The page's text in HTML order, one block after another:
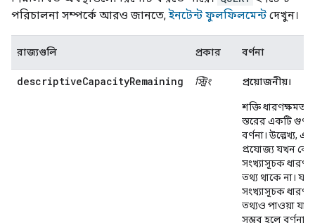
পরিচালনা সম্পর্কে আরও জানতে,ইনটেন্ট ফুলফিলমেন্ট দেখুন।
রাজ্যগুলি প্রকার বর্ণনা
descriptiveCapacityRemaining স্ট্রিং প্রয়োজনীয়।
শক্তি ধারণক্ষমতার
স্তরের একটি
বর্ণনা। উল্লেখ্য,
প্রযোজ্য যখন
সংখ্যাসূচক
তথ্য থাকে না। যদি
সংখ্যাসূচক
তথ্যও পাওয়া
সম্ভব হলে